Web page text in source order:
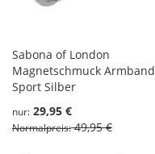
Sabona of London
Magnetschmuck Armband
Sport Silber
nur 29,95 €
Normalpreis 49,95 €